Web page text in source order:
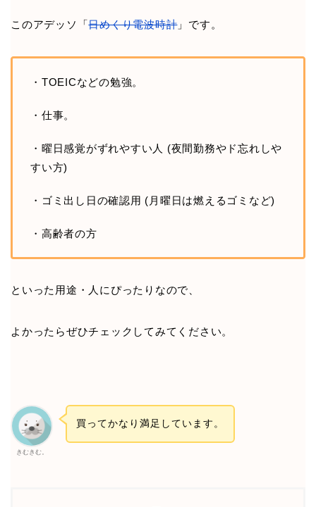
このアデッソ「日めくり電波時計」です。
・TOEICなどの勉強。
・仕事。
・曜日感覚がずれやすい人 (夜間勤務やド忘れしや
すい方)
・ゴミ出し日の確認用 (月曜日は燃えるゴミなど)
・高齢者の方
といった用途・人にぴったりなので、
よかったらぜひチェックしてみてください。
きむきむ。
買ってかなり満足しています。